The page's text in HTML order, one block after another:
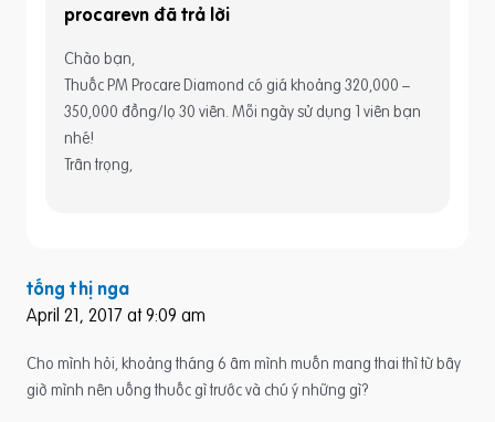
procarevn
Chào bạn,
Thuốc PM Procare Diamond có giá khoảng 320,000 –
350,000 đồng/lọ 30 viên. Mỗi ngày sử dụng 1 viên bạn
nhé!
Trân trọng,
tống thị nga
April 21, 2017 at 9:09 am
Cho mình hỏi, khoảng tháng 6 âm mình muốn mang thai thì từ bây
giờ mình nên uống thuốc gì trước và chú ý những gì?